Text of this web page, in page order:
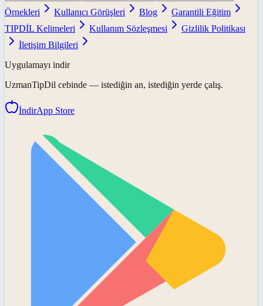
Örnekleri
Kullanıcı Görüşleri Blog
Garantili Eğitim
TIPDİL Kelimeleri
Kullanım Sözleşmesi
Gizlilik Politikası
İletişim Bilgileri
Uygulamayı indir
UzmanTipDil cebinde — istediğin an, istediğin yerde çalış.
İndirApp Store